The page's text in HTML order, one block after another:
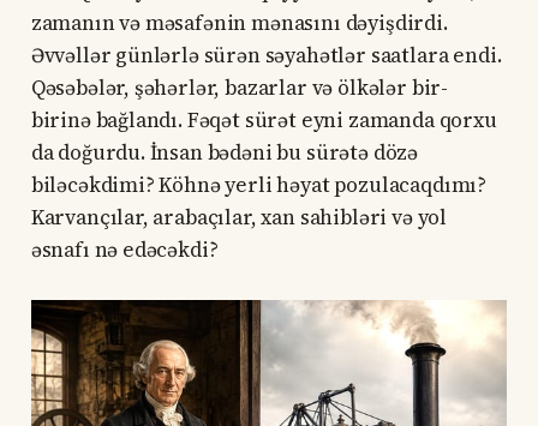
zamanın və məsafənin mənasını dəyişdirdi.
Əvvəllər günlərlə sürən səyahətlər saatlara endi.
Qəsəbələr, şəhərlər, bazarlar və ölkələr bir-
birinə bağlandı. Fəqət sürət eyni zamanda qorxu
da doğurdu. İnsan bədəni bu sürətə dözə
biləcəkdimi? Köhnə yerli həyat pozulacaqdımı?
Karvançılar, arabaçılar, xan sahibləri və yol
əsnafı nə edəcəkdi?